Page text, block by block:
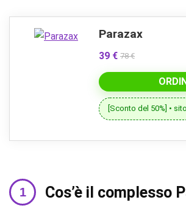
Parazax
39 € 78 €
[Sconto del 50%] •
Cos’è il complesso